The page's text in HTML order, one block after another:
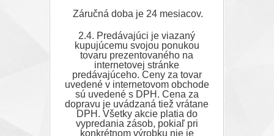
Záručná doba je 24 mesiacov.
2.4. Predávajúci je viazaný
kupujúcemu svojou ponukou
tovaru prezentovaného na
internetovej stránke
predávajúceho. Ceny za tovar
uvedené v internetovom obchode
sú uvedené s DPH. Cena za
dopravu je uvádzaná tiež vrátane
DPH. Všetky akcie platia do
vypredania zásob, pokiaľ pri
konkrétnom výrobku nie je